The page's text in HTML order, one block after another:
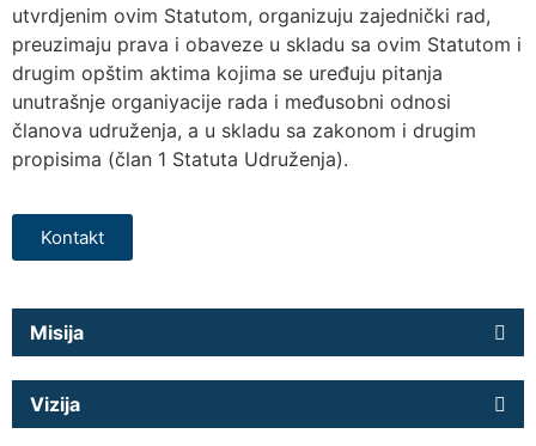
utvrdjenim ovim Statutom, organizuju zajednički rad,
preuzimaju prava i obaveze u skladu sa ovim Statutom i
drugim opštim aktima kojima se uređuju pitanja
unutrašnje organiyacije rada i međusobni odnosi
članova udruženja, a u skladu sa zakonom i drugim
propisima (član 1 Statuta Udruženja).
Kontakt
Misija
Vizija